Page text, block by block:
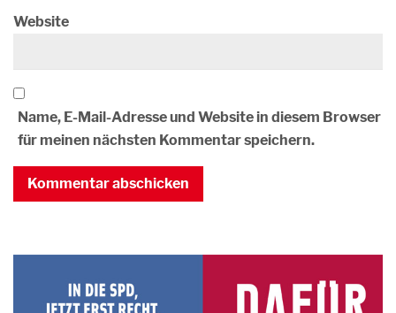
Website
Name, E-Mail-Adresse und Website in diesem Browser
für meinen nächsten Kommentar speichern.